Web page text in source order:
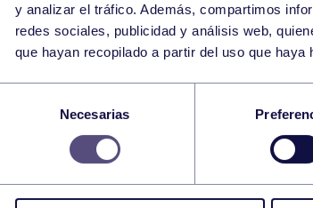
y analizar el tráfico. Además, compartimos
redes sociales, publicidad y análisis web,
que hayan recopilado a partir del uso que haya
consentimiento
Necesarias
Natación 29 JUL 2024